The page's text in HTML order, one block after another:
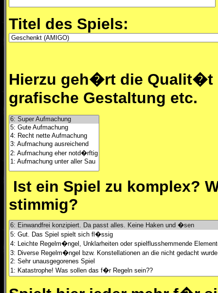
Titel des Spiels:
Hierzu geh�rt die Qualit�t
grafische Gestaltung etc.
Ist ein Spiel zu komplex?
stimmig?